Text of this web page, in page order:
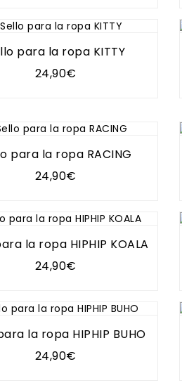
para la ropa KITTY
24,90€
para la ropa RACING
24,90€
la ropa HIPHIP KOALA
24,90€
la ropa HIPHIP BUHO
24,90€